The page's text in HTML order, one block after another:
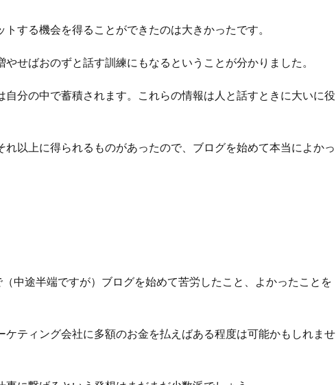
する機会を得ることができたのは大きかったです。
せばおのずと話す訓練にもなるということが分かりました。
自分の中で蓄積されます。これらの情報は人と話すときに大いに役
以上に得られるものがあったので、ブログを始めて本当によかっ
中途半端ですが）ブログを始めて苦労したこと、よかったことを
ケティング会社に多額のお金を払えばある程度は可能かもしれませ